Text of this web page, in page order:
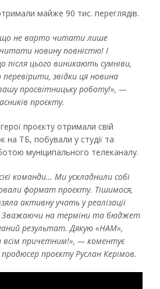
майже 90 тис. переглядів.
що не варто читати лише
новину повністю! І
цього виникають сумніви,
звідки ця новина
просвітницьку роботу!», —
проєкту.
проєкту отримали свій
на ТБ, побували у студії та
муніципального телеканалу.
команди… Ми ускладнили собі
формат проєкту. Тішимося,
активну учать у реалізації
Зважаючи на терміни та бюджет
результат. Дякую «НАМ»,
всім причетним!», — коментує
проєкту Руслан Керімов.